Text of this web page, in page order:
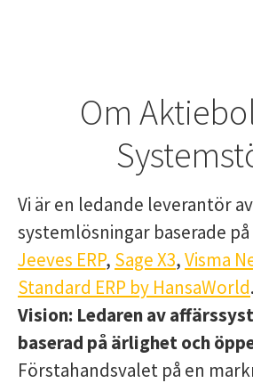
Om
Vi är en ledande leverantör
systemlösningar baserade
Jeeves ERP, Sage X3,Visma
Standard ERP by HansaWorld.
Vision: Ledaren av
baserad på ärlighet och
Förstahandsvalet på en